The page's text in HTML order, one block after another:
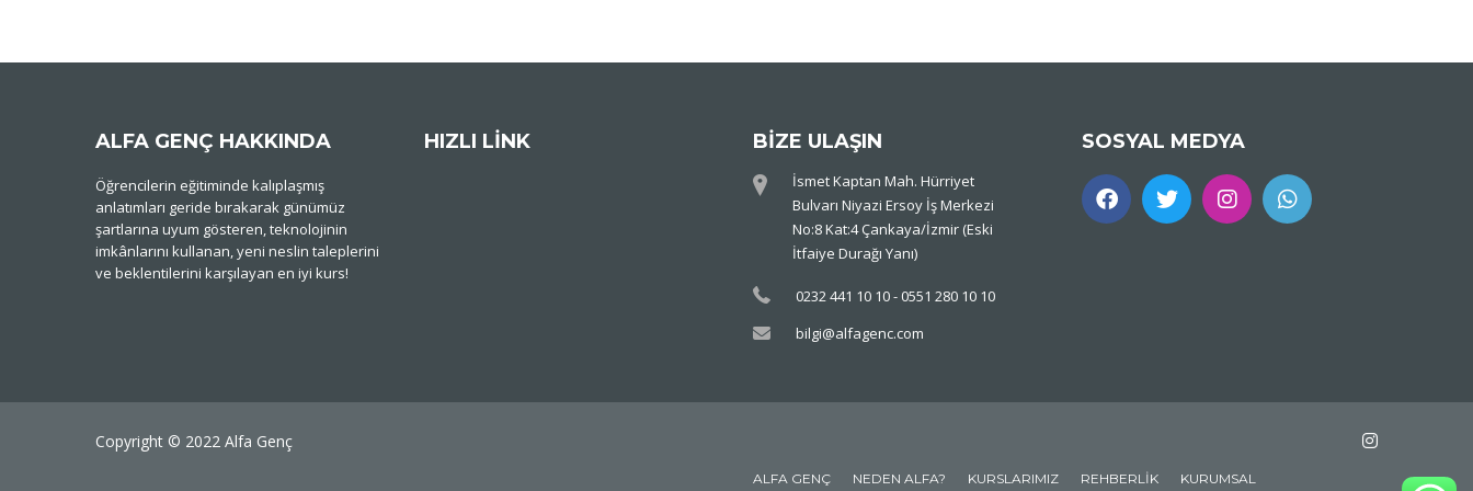
ALFA GENÇ HAKKINDA
Öğrencilerin eğitiminde kalıplaşmış
anlatımları geride bırakarak günümüz
şartlarına uyum gösteren, teknolojinin
imkânlarını kullanan, yeni neslin taleplerini
ve beklentilerini karşılayan en iyi kurs!
HIZLI LİNK BİZE ULAŞIN
İsmet Kaptan Mah. Hürriyet
Bulvarı Niyazi Ersoy İş Merkezi
No:8 Kat:4 Çankaya/İzmir (Eski
İtfaiye Durağı Yanı)
0232 441 10 10 - 0551 280 10 10
bilgi@alfagenc.com
SOSYAL MEDYA
Copyright © 2022 Alfa Genç
ALFA GENÇ NEDEN ALFA? KURSLARIMIZ REHBERLIK KURUMSAL